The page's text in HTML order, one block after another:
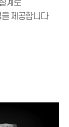
계로
제공합니다